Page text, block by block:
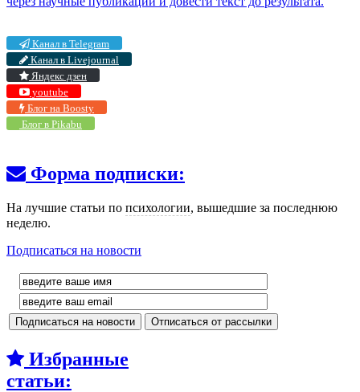
Канал в Telegram
Канал в Livejournal
Яндекс дзен
youtube
Блог на Boosty
Блог в Pikabu
Форма подписки:
На лучшие статьи по психологии, вышедшие за последнюю
неделю.
Подписаться на новости
Избранные
статьи: